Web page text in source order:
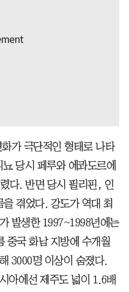
가 극단적인 형태로 나타
당시 페루와 에콰도르에
다. 반면 당시 필리핀, 인
겪었다. 강도가 역대 최
발생한 1997~1998년에는
중국 화남 지방에 수개월
3000명 이상이 숨졌다.
아에선 제주도 넓이 1.6배